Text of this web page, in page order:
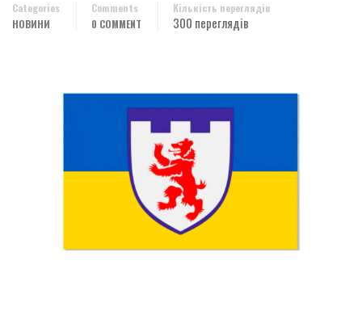
Categories
НОВИНИ
Comments
0 COMMENT
Кількість переглядів
300 переглядів